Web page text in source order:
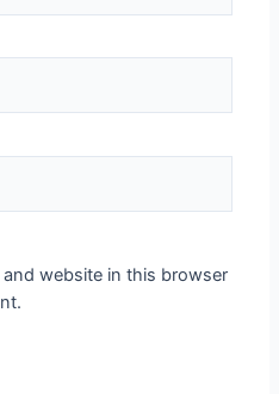
and website in this browser